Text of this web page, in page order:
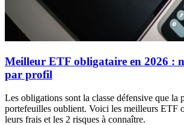
Meilleur ETF obligataire en 2026 :
par profil
Les obligations sont la classe défensive que la
portefeuilles oublient. Voici les meilleurs ETF
leurs frais et les 2 risques à connaître.